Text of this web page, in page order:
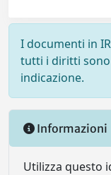
I documenti in
tutti i diritti sono
indicazione.
Informazioni
Utilizza questo